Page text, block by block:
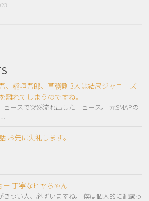
、稲垣吾郎、草彅剛 3人は結局ジャニーズ
離れてしまうのですね。
ュースで突然流れ出したニュース。 元SMAPの
お先に失礼します。
－ 丁寧なピヤちゃん
きつい人、必ずいますね。 僕は個人的に配慮っ